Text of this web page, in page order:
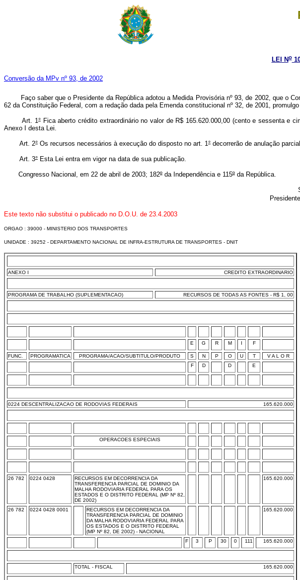
LEI No
Conversão da MPv nº 93, de 2002
Faço saber que o Presidente da República adotou a Medida Provisória nº 93, de 2002, que o
62 da Constituição Federal, com a redação dada pela Emenda constitucional nº 32, de 2001,
Art. 1°Fica aberto crédito extraordinário no valor de R$ 165.620.000,00 (cento e sessenta e
Anexo I desta Lei.
Art. 2° Os recursos necessários à execução do disposto no art. 1° decorrerão de anulação
Art. 3° Esta Lei entra em vigor na data de sua publicação.
Congresso Nacional, em 22 de abril de 2003; 182º da Independência e 115º da República.
Este texto não substitui o publicado no D.O.U. de 23.4.2003
ORGAO : 39000 - MINISTERIO DOS TRANSPORTES
UNIDADE : 39252 - DEPARTAMENTO NACIONAL DE INFRA-ESTRUTURA DE TRANSPORTES - DNIT
ANEXO I CREDITO EXTRAORDINARIO
PROGRAMA DE TRABALHO (SUPLEMENTACAO) RECURSOS DE TODAS AS FONTES - R$ 1, 00
E G R M F
FUNC. PROGRAMATICA PROGRAMA/ACAO/SUBTITULO/PRODUTO S N P O U T
V A L O R
F
D D E
0224 DESCENTRALIZACAO DE RODOVIAS FEDERAIS 165.620.000
OPERACOES ESPECIAIS
26 782 0224 0428
RECURSOS EM DECORRENCIA DA
TRANSFERENCIA PARCIAL DE DOMINIO DA
MALHA RODOVIARIA FEDERAL PARA OS
ESTADOS E O DISTRITO FEDERAL (MP Nº 82,
DE 2002)
165.620.000
26 782 0224 0428 0001
RECURSOS EM DECORRENCIA DA
TRANSFERENCIA PARCIAL DE DOMINIO
DA MALHA RODOVIARIA FEDERAL PARA
OS ESTADOS E O DISTRITO FEDERAL
(MP Nº 82, DE 2002) - NACIONAL
165.620.000
F 3 P 30 0 111 165.620.000
TOTAL - FISCAL 165.620.000